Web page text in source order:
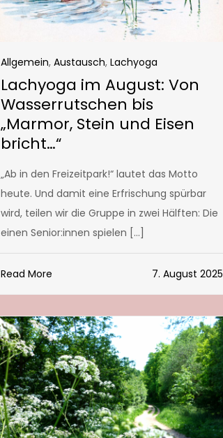
Allgemein, Austausch, Lachyoga
Lachyoga im August: Von
Wasserrutschen bis
„Marmor, Stein und Eisen
bricht…“
„Ab in den Freizeitpark!“ lautet das Motto
heute. Und damit eine Erfrischung spürbar
wird, teilen wir die Gruppe in zwei Hälften: Die
einen Senior:innen spielen […]
Read More 7. August 2025